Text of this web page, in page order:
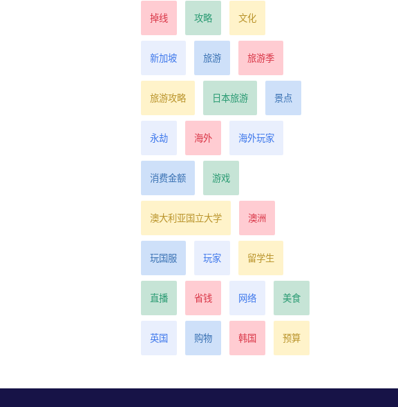
掉线 攻略 文化
新加坡 旅游 旅游季
旅游攻略 日本旅游 景点
永劫 海外 海外玩家
消费金额 游戏
澳大利亚国立大学 澳洲
玩国服 玩家 留学生
直播 省钱 网络 美食
英国 购物 韩国 预算